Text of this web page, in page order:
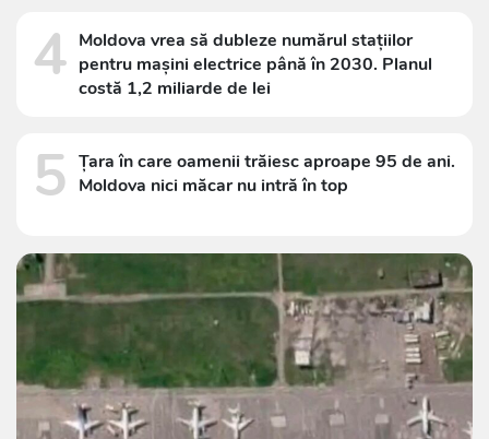
4 Moldova vrea să dubleze numărul stațiilor
pentru mașini electrice până în 2030. Planul
costă 1,2 miliarde de lei
5 Țara în care oamenii trăiesc aproape 95 de ani.
Moldova nici măcar nu intră în top